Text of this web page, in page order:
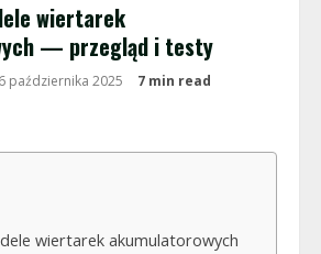
wiertarek
— przegląd i testy
października 2025 7 min read
wiertarek akumulatorowych